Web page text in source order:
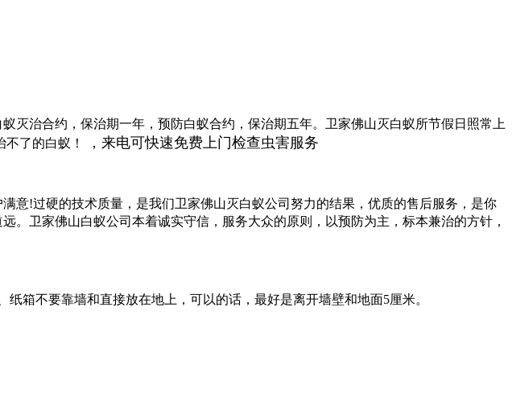
灭治合约，保治期一年，预防白蚁合约，保治期五年。卫家佛山灭白蚁 所节假日照常上
不了的白蚁！ ，来电可快速免费上门检查虫害服务
意!过硬的技术质量，是我们卫家佛山灭白蚁公司努力的结果，优质的售后服务，是你
。卫家佛山白蚁公司本着诚实守信，服务大众的原则，以预防为主，标本兼治的方针，
箱不要靠墙和直接放在地上，可以的话，最好是离开墙壁和地面5厘米。